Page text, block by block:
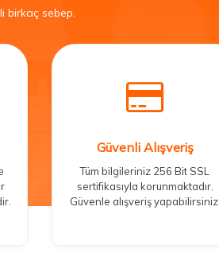
birkaç sebep.
Güvenli Alışveriş
Tüm bilgileriniz 256 Bit SSL
sertifikasıyla korunmaktadır.
Güvenle alışveriş yapabilirsiniz.